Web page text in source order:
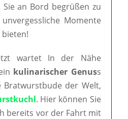
an Bord begrüßen zu
Momente
bieten!
wartet In der Nähe
kulinarischer Genuss
Bratwurstbude der Welt,
. Hier können Sie
bereits vor der Fahrt mit